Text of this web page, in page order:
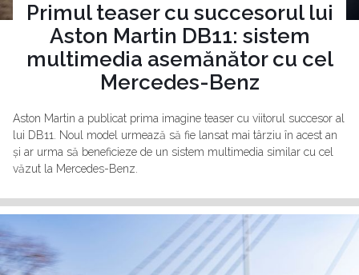
Primul teaser cu succesorul lui
Aston Martin DB11: sistem
multimedia asemănător cu cel
Mercedes-Benz
Aston Martin a publicat prima imagine teaser cu viitorul succesor al
lui DB11. Noul model urmează să fie lansat mai târziu în acest an
și ar urma să beneficieze de un sistem multimedia similar cu cel
văzut la Mercedes-Benz.